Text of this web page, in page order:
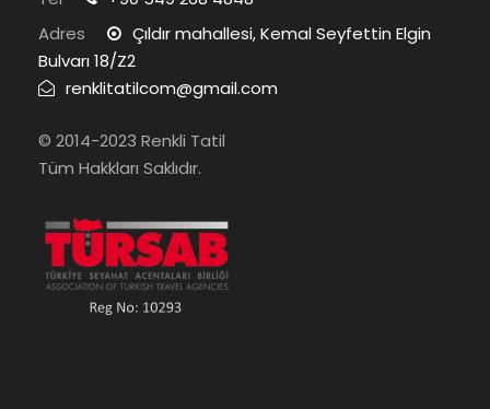
Adres
Çıldır mahallesi, Kemal Seyfettin Elgin
Bulvarı 18/Z2
renklitatilcom@gmail.com
© 2014-2023 Renkli Tatil
Tüm Hakkları Saklıdır.